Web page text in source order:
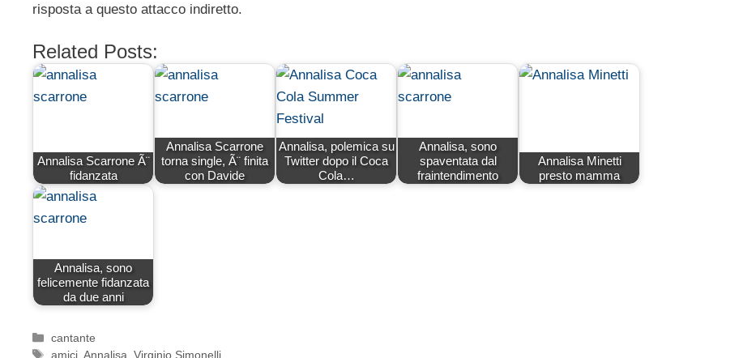
risposta a questo attacco indiretto.
Related Posts:
Annalisa Scarrone Ã¨
fidanzata
Annalisa Scarrone
torna single, Ã¨ finita
con Davide
Annalisa, polemica su
Twitter dopo il Coca
Cola…
Annalisa, sono
spaventata dal
fraintendimento
Annalisa Minetti
presto mamma
Annalisa, sono
felicemente fidanzata
da due anni
Categorie
cantante
Tag
amici ,Annalisa ,Virginio Simonelli